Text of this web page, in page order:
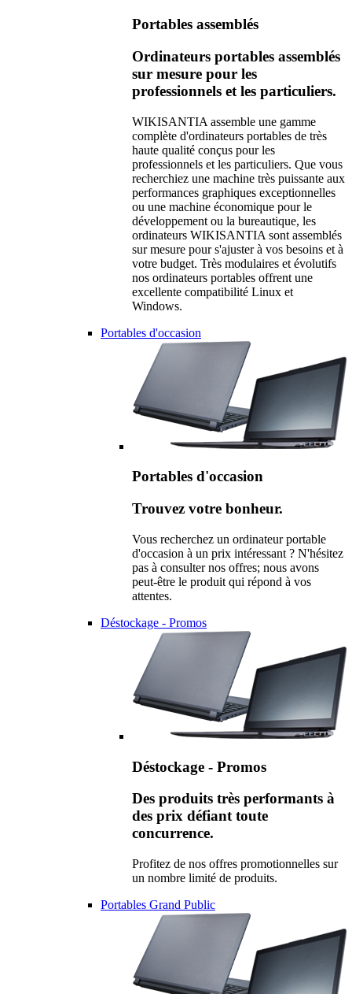
Portables assemblés
Ordinateurs portables assemblés
sur mesure pour les
professionnels et les particuliers.
WIKISANTIA assemble une gamme
complète d'ordinateurs portables de très
haute qualité conçus pour les
professionnels et les particuliers. Que vous
recherchiez une machine très puissante aux
performances graphiques exceptionnelles
ou une machine économique pour le
développement ou la bureautique, les
ordinateurs WIKISANTIA sont assemblés
sur mesure pour s'ajuster à vos besoins et à
votre budget. Très modulaires et évolutifs
nos ordinateurs portables offrent une
excellente compatibilité Linux et
Windows.
Portables d'occasion
Portables d'occasion
Trouvez votre bonheur.
Vous recherchez un ordinateur portable
d'occasion à un prix intéressant ? N'hésitez
pas à consulter nos offres; nous avons
peut-être le produit qui répond à vos
attentes.
Déstockage - Promos
Déstockage - Promos
Des produits très performants à
des prix défiant toute
concurrence.
Profitez de nos offres promotionnelles sur
un nombre limité de produits.
Portables Grand Public